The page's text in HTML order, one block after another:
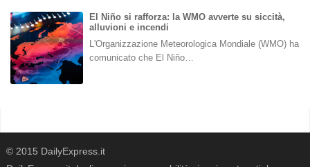
El Niño si rafforza: la WMO avverte su siccità,
alluvioni e incendi
L'Organizzazione Meteorologica Mondiale (WMO) ha
comunicato che El Niño…
© 2015 DailyExpress.it